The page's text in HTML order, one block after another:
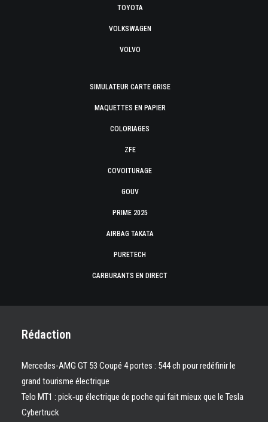
TOYOTA
VOLKSWAGEN
VOLVO
SIMULATEUR CARTE GRISE
MAQUETTES EN PAPIER
COLORIAGES
ZFE
COVOITURAGE
GOUV
PRIME 2025
AIRBAG TAKATA
PURETECH
CARBURANTS EN DIRECT
Rédaction
Mercedes-AMG GT 53 Coupé 4 portes : 544 ch pour redéfinir le
grand tourisme électrique
Telo MT1 : pick‑up électrique de poche qui fait mieux que le Tesla
Cybertruck